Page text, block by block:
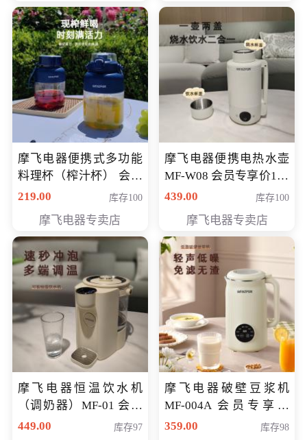
摩飞电器便携式多功能
料理杯（榨汁杯） 会员
专享价118元
219.00 库存100
摩飞电器专卖店
摩飞电器便携电热水壶
MF-W08 会员专享价198
元
439.00 库存100
摩飞电器专卖店
摩飞电器恒温饮水机
（调奶器）MF-01 会员
专享价366元
449.00 库存97
摩飞电器破壁豆浆机
MF-004A 会员专享价
168元
359.00 库存98